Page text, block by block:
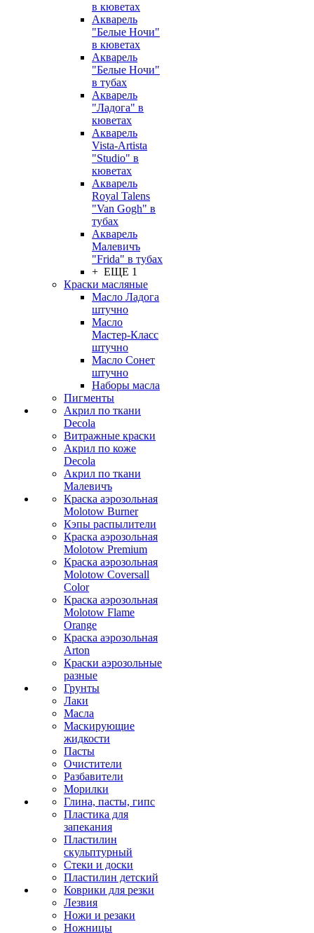
в кюветах
Акварель
"Белые Ночи"
в кюветах
Акварель
"Белые Ночи"
в тубах
Акварель
"Ладога" в
кюветах
Акварель
Vista-Artista
"Studio" в
кюветах
Акварель
Royal Talens
"Van Gogh" в
тубах
Акварель
Малевичъ
"Frida" в тубах
+ ЕЩЕ 1
Краски масляные
Масло Ладога
штучно
Масло
Мастер-Класс
штучно
Масло Сонет
штучно
Наборы масла
Пигменты
Акрил по ткани
Decola
Витражные краски
Акрил по коже
Decola
Акрил по ткани
Малевичъ
Краска аэрозольная
Molotow Burner
Кэпы распылители
Краска аэрозольная
Molotow Premium
Краска аэрозольная
Molotow Coversall
Color
Краска аэрозольная
Molotow Flame
Orange
Краска аэрозольная
Arton
Краски аэрозольные
разные
Грунты
Лаки
Масла
Маскирующие
жидкости
Пасты
Очистители
Разбавители
Морилки
Глина, пасты, гипс
Пластика для
запекания
Пластилин
скульптурный
Стеки и доски
Пластилин детский
Коврики для резки
Лезвия
Ножи и резаки
Ножницы